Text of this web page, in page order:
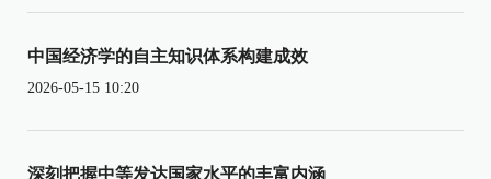
中国经济学的自主知识体系构建成效
2026-05-15 10:20
深刻把握中等发达国家水平的丰富内涵